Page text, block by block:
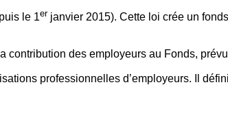
le 1er janvier 2015). Cette loi crée un
contribution des employeurs au Fonds,
professionnelles d’employeurs. Il